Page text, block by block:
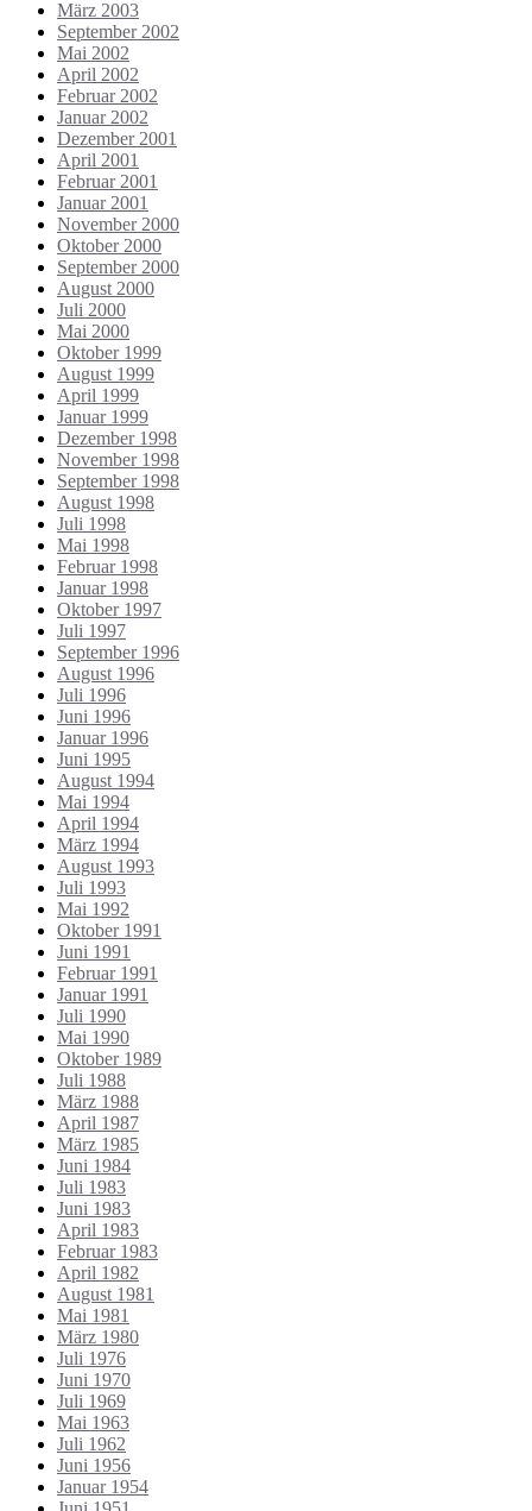
März 2003
September 2002
Mai 2002
April 2002
Februar 2002
Januar 2002
Dezember 2001
April 2001
Februar 2001
Januar 2001
November 2000
Oktober 2000
September 2000
August 2000
Juli 2000
Mai 2000
Oktober 1999
August 1999
April 1999
Januar 1999
Dezember 1998
November 1998
September 1998
August 1998
Juli 1998
Mai 1998
Februar 1998
Januar 1998
Oktober 1997
Juli 1997
September 1996
August 1996
Juli 1996
Juni 1996
Januar 1996
Juni 1995
August 1994
Mai 1994
April 1994
März 1994
August 1993
Juli 1993
Mai 1992
Oktober 1991
Juni 1991
Februar 1991
Januar 1991
Juli 1990
Mai 1990
Oktober 1989
Juli 1988
März 1988
April 1987
März 1985
Juni 1984
Juli 1983
Juni 1983
April 1983
Februar 1983
April 1982
August 1981
Mai 1981
März 1980
Juli 1976
Juni 1970
Juli 1969
Mai 1963
Juli 1962
Juni 1956
Januar 1954